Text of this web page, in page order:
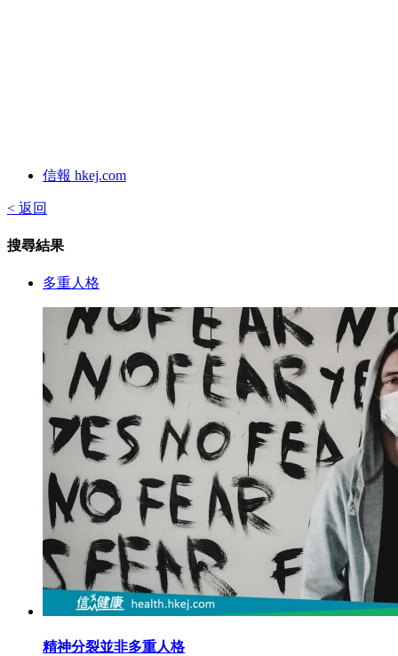
信報 hkej.com
< 返回
搜尋結果
多重人格
精神分裂並非多重人格